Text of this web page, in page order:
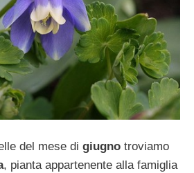
del mese di giugno troviamo
, pianta appartenente alla famiglia